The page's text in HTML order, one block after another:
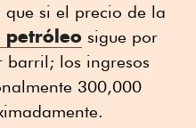
si el precio de la
petróleo sigue por
los ingresos
300,000